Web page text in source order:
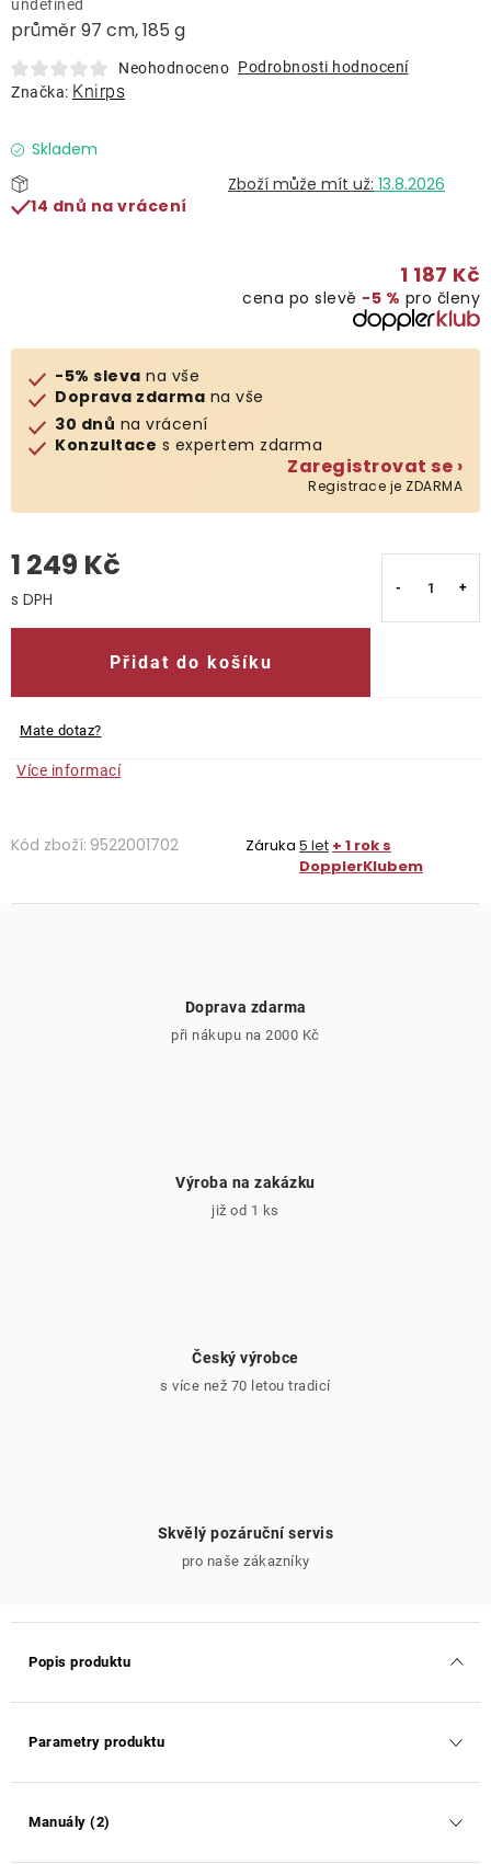
Lehátka
Doplňky
Deštníky
Gastro produkty
Klub výhod
průměr 97 cm, 185 g
undefined
Neohodnoceno Podrobnosti hodnocení
Značka: Knirps
Skladem
13.8.2026
14 dnů na vrácení
1 187 Kč
cena po slevě −5 % pro členy
-5% sleva na vše
Doprava zdarma na vše
30 dnů na vrácení
Konzultace s expertem zdarma
Zaregistrovat se ›
Registrace je ZDARMA
1 249 Kč
Přidat do košíku
Mate dotaz?
Více informací
Kód zboží: 9522001702 Záruka 5 let + 1 rok s
DopplerKlubem
Doprava zdarma
při nákupu na 2000 Kč
Výroba na zakázku
již od 1 ks
Český výrobce
s více než 70 letou tradicí
Skvělý pozáruční servis
pro naše zákazníky
Popis produktu
Parametry produktu
Manuály (2)